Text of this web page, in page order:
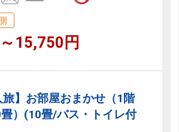
15,750円
旅】お部屋おまかせ（1階
）(10畳/バス・トイレ付